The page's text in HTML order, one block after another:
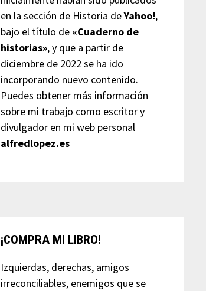
en la sección de Historia deYahoo!,
bajo el título de «Cuaderno de
historias», y que a partir de
diciembre de 2022 se ha ido
incorporando nuevo contenido.
Puedes obtener más información
sobre mi trabajo como escritor y
divulgador en mi web personal
alfredlopez.es
¡COMPRA MI LIBRO!
Izquierdas, derechas, amigos
irreconciliables, enemigos que se